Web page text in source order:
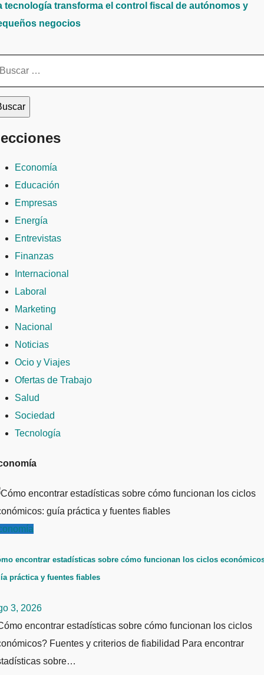
tecnología transforma el control fiscal de autónomos y
negocios
Economía
Educación
Empresas
Energía
Entrevistas
Finanzas
Internacional
Laboral
Marketing
Nacional
Noticias
Ocio y Viajes
Ofertas de Trabajo
Salud
Sociedad
Tecnología
encontrar estadísticas sobre cómo funcionan los ciclos
práctica y fuentes fiables
3, 2026
encontrar estadísticas sobre cómo funcionan los ciclos
Fuentes y criterios de fiabilidad Para encontrar
sobre…